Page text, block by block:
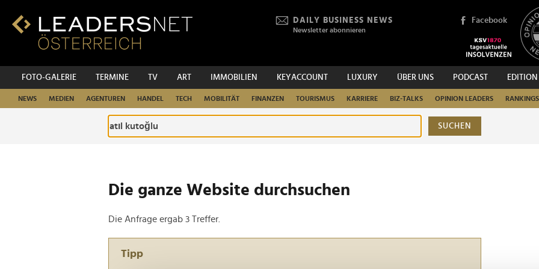
Inhalt
Fußzeilen-
DAILY BUSINESS NEWS
Newsletter abonnieren
Facebook
FOTO-GALERIE TERMINE TV ART IMMOBILIEN KEYACCOUNT LUXURY ÜBER UNS PODCAST EDITION
NEWS MEDIEN AGENTUREN HANDEL TECH MOBILITÄT FINANZEN TOURISMUS KARRIERE BIZ-TALKS OPINION LEADERS RANKINGS
SUCHEN
Die ganze Website durchsuchen
Die Anfrage ergab 3 Treffer.
Tipp